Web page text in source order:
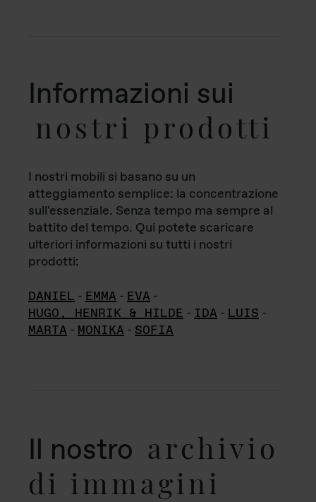
Informazioni sui
nostri prodotti
I nostri mobili si basano su un
atteggiamento semplice: la concentrazione
sull'essenziale. Senza tempo ma sempre al
battito del tempo. Qui potete scaricare
ulteriori informazioni su tutti i nostri
prodotti:
DANIEL - EMMA - EVA -
HUGO, HENRIK & HILDE - IDA - LUIS -
MARTA - MONIKA - SOFIA
Il nostro archivio
di immagini